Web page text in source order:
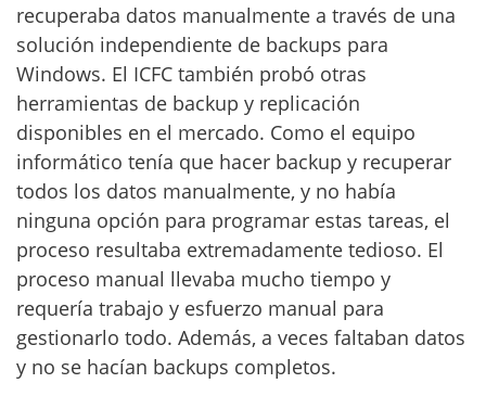
recuperaba datos manualmente a través de una
solución independiente de backups para
Windows. El ICFC también probó otras
herramientas de backup y replicación
disponibles en el mercado. Como el equipo
informático tenía que hacer backup y recuperar
todos los datos manualmente, y no había
ninguna opción para programar estas tareas, el
proceso resultaba extremadamente tedioso. El
proceso manual llevaba mucho tiempo y
requería trabajo y esfuerzo manual para
gestionarlo todo. Además, a veces faltaban datos
y no se hacían backups completos.